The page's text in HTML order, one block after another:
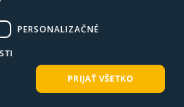
o 36% trvácnejší
o 34% vyšší úber
PERSONALIZAČNÉ
PRIJAŤ VŠETKO